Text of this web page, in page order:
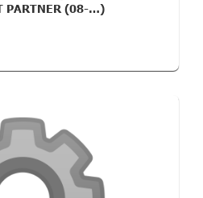
PARTNER (08-…)